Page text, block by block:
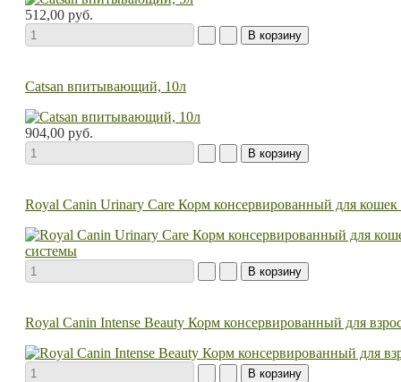
512,00 руб.
Catsan впитывающий, 10л
904,00 руб.
Royal Canin Urinary Care Корм консервированный для
Royal Canin Intense Beauty Корм консервированный для